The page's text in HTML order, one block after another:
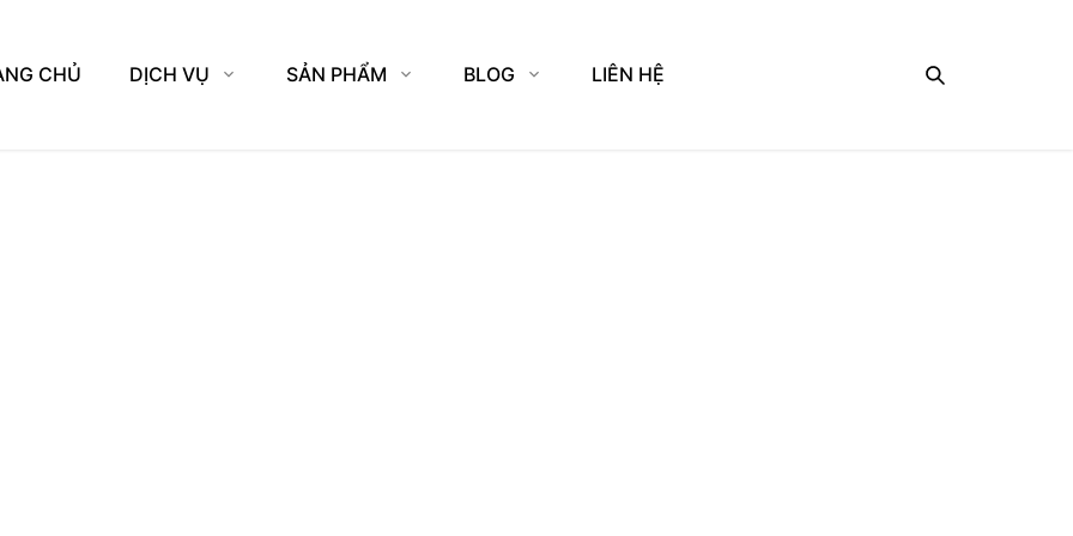
CHỦ DỊCH VỤ SẢN PHẨM BLOG LIÊN HỆ